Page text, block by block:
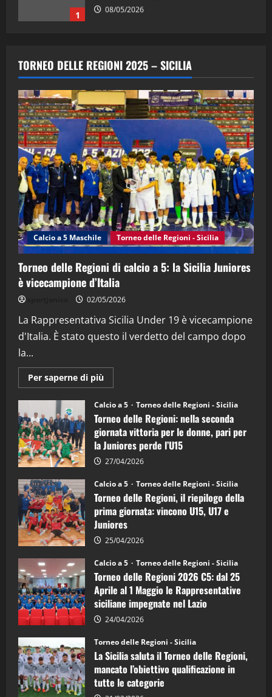
1 08/05/2026
2
“SportEmpire” in Podcast: 29^ Puntata
(Martedi 28 Aprile 2026)
3
"SportEmpire" in Podcast
“SportEmpire” in Podcast: 28^ Puntata
(Martedi 21 Aprile 2026)
21/04/2026
4
"SportEmpire" in Podcast Sport News
“SportEmpire” in Podcast: 27^ Puntata
(Martedi 14 Aprile 2026)
15/04/2026
"SportEmpire" in Podcast
“SportEmpire” in Podcast: 26^ Puntata
08/04/2026
TORNEO DELLE REGIONI 2025 – SICILIA
Calcio a 5 Maschile Torneo delle Regioni - Sicilia
Torneo delle Regioni di calcio a 5: la Sicilia Juniores
è vicecampione d’Italia
02/05/2026
La Rappresentativa Sicilia Under 19 è vicecampione
d'Italia. È stato questo il verdetto del campo dopo
la...
Per saperne di più
informazioni
Torneo
delle
Regioni
di
calcio
a
5:
la
Juniores
è
vicecampione
d’Italia
Calcio a 5 Torneo delle Regioni - Sicilia
Torneo delle Regioni: nella seconda
giornata vittoria per le donne, pari per
la Juniores perde l’U15
27/04/2026
Calcio a 5 Torneo delle Regioni - Sicilia
Torneo delle Regioni, il riepilogo della
prima giornata: vincono U15, U17 e
Juniores
25/04/2026
Calcio a 5 Torneo delle Regioni - Sicilia
Torneo delle Regioni 2026 C5: dal 25
Aprile al 1 Maggio le Rappresentative
siciliane impegnate nel Lazio
24/04/2026
Torneo delle Regioni - Sicilia
La Sicilia saluta il Torneo delle Regioni,
mancato l’obiettivo qualificazione in
tutte le categorie